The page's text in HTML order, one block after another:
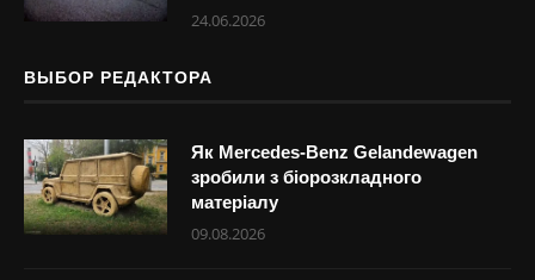
24.06.2026
ВЫБОР РЕДАКТОРА
Як Mercedes-Benz Gelandewagen
зробили з біорозкладного
матеріалу
09.08.2026